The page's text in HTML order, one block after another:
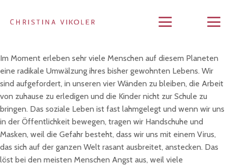
Im Moment erleben sehr viele Menschen auf diesem Planeten
eine radikale Umwälzung ihres bisher gewohnten Lebens. Wir
sind aufgefordert, in unseren vier Wänden zu bleiben, die Arbeit
von zuhause zu erledigen und die Kinder nicht zur Schule zu
bringen. Das soziale Leben ist fast lahmgelegt und wenn wir uns
in der Öffentlichkeit bewegen, tragen wir Handschuhe und
Masken, weil die Gefahr besteht, dass wir uns mit einem Virus,
das sich auf der ganzen Welt rasant ausbreitet, anstecken. Das
löst bei den meisten Menschen Angst aus, weil viele